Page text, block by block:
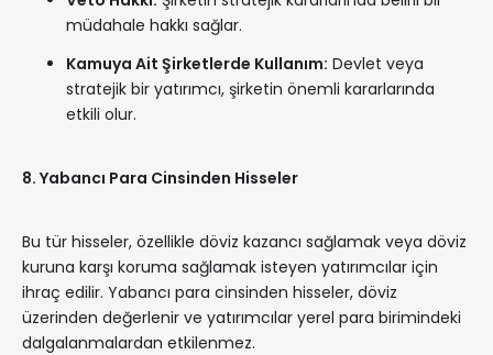
müdahale hakkı sağlar.
Kamuya Ait Şirketlerde Kullanım: Devlet veya
stratejik bir yatırımcı, şirketin önemli kararlarında
etkili olur.
8. Yabancı Para Cinsinden Hisseler
Bu tür hisseler, özellikle döviz kazancı sağlamak veya döviz
kuruna karşı koruma sağlamak isteyen yatırımcılar için
ihraç edilir. Yabancı para cinsinden hisseler, döviz
üzerinden değerlenir ve yatırımcılar yerel para birimindeki
dalgalanmalardan etkilenmez.